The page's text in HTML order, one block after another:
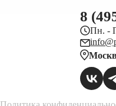
8
Пн. -